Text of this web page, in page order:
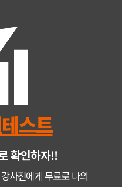
스트
확인하자!!
사진에게 무료로 나의